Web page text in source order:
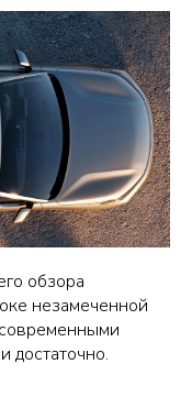
обзора
незамеченной
достаточно.